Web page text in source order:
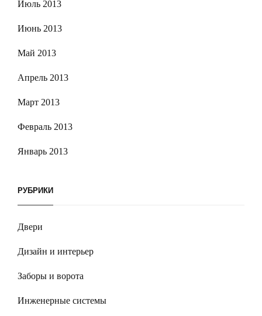
Июль 2013
Июнь 2013
Май 2013
Апрель 2013
Март 2013
Февраль 2013
Январь 2013
РУБРИКИ
Двери
Дизайн и интерьер
Заборы и ворота
Инженерные системы